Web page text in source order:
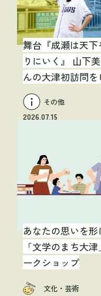
舞台『成瀬は天下
りにいく』 山下
んの大津初訪問を
ート！【広報おおつ
WEB限定記事】
その他
2026.07.15
あなたの思いを形
「文学のまち大津
ークショップ
文化・芸術